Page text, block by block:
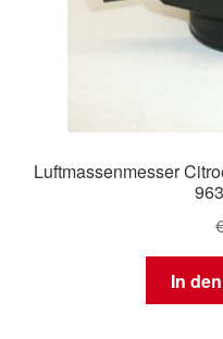
Luftmassenmesser
In